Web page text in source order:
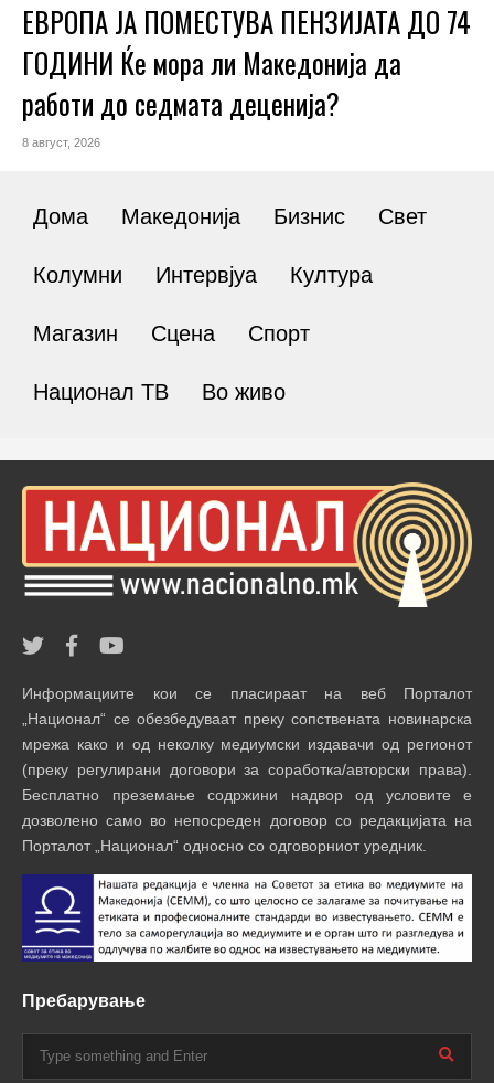
ЕВРОПА ЈА ПОМЕСТУВА ПЕНЗИЈАТА ДО 74
ГОДИНИ Ќе мора ли Македонија да
работи до седмата деценија?
8 август, 2026
Дома Македонија Бизнис Свет
Колумни Интервјуа Култура
Магазин Сцена Спорт
Национал ТВ Во живо
Информациите кои се пласираат на веб Порталот
„Национал“ се обезбедуваат преку сопствената новинарска
мрежа како и од неколку медиумски издавачи од регионот
(преку регулирани договори за соработка/авторски права).
Бесплатно преземање содржини надвор од условите е
дозволено само во непосреден договор со редакцијата на
Порталот „Национал“ односно со одговорниот уредник.
Пребарување